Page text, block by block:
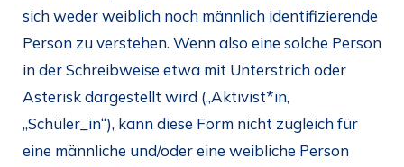
sich weder weiblich noch männlich identifizierende
Person zu verstehen. Wenn also eine solche Person
in der Schreibweise etwa mit Unterstrich oder
Asterisk dargestellt wird („Aktivist*in,
„Schüler_in“), kann diese Form nicht zugleich für
eine männliche und/oder eine weibliche Person